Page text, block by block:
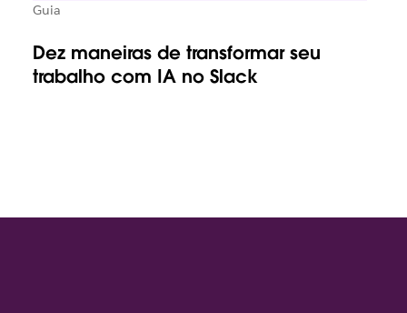
Guia
Dez maneiras de transformar seu
trabalho com IA no Slack